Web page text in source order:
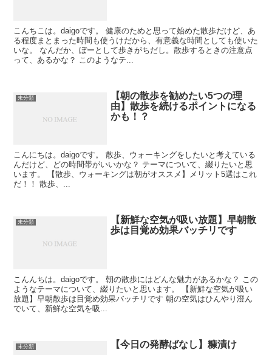
こんちこは。daigoです。 健康のためと思って始めた散歩だけど、あ
る程度まとまった時間も使うけだから、有意義な時間としても使いた
いな。 なんだか、ぼーとして歩きがちだし。散歩するときの注意点
って、あるかな？ このようなテ...
未分類
【朝の散歩を勧めたい5つの理
由】散歩を続けるポイントになる
かも！？
こんにちは。daigoです。 散歩、ウォーキングをしたいと考えている
んだけど、どの時間帯がいいかな？ テーマについて、綴りたいと思
います。 【散歩、ウォーキングは朝がオススメ】メリット5選はこれ
だ！！ 散歩、...
未分類
【新鮮な空気が吸い放題】早朝散
歩は目覚め効果バッチリです
こんんちは。daigoです。 朝の散歩にはどんな魅力があるかな？ この
ようなテーマについて、綴りたいと思います。 【新鮮な空気が吸い
放題】早朝散歩は目覚め効果バッチリです 朝の空気はひんやり澄ん
でいて、新鮮な空気を吸...
未分類 【今日の発酵ばなし】糠漬け